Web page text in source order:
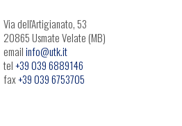
Via dell'Artigianato, 53
20865 Usmate Velate (MB)
emailinfo@utk.it
tel+39 039 6889146
fax+39 039 6753705